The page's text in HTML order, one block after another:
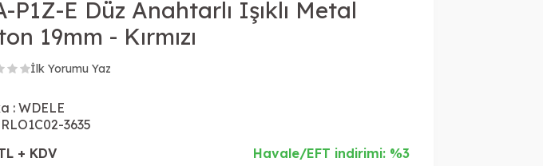
P1Z-E Düz Anahtarlı Işıklı Metal
19mm - Kırmızı
İlk Yorumu Yaz
: WDELE
RLO1C02-3635
+ KDV
Havale/EFT indirimi: %3